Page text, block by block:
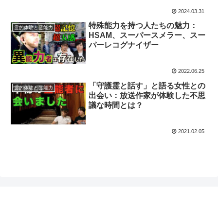
2024.03.31
霊的体験と霊能力
特殊能力を持つ人たちの魅力：
HSAM、スーパースメラー、スー
パーレコグナイザー
2022.06.25
霊的体験と霊能力
「守護霊と話す」と語る女性との
出会い：放送作家が体験した不思
議な時間とは？
2021.02.05